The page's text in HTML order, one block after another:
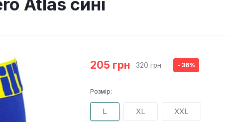
Atlas сині
205 грн 320 грн - 36%
Розмір:
L XL XXL